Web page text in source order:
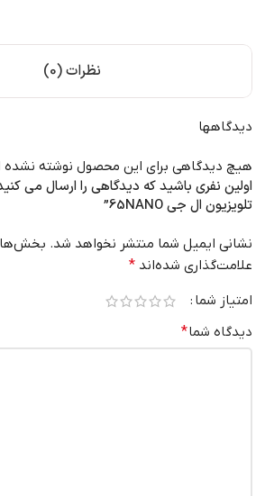
نظرات (0)
دیدگاهها
هیچ دیدگاهی برای این محصول نوشته
اولین نفری باشید که دیدگاهی را ارسال می
تلویزیون ال جی 65NANO”
نشانی ایمیل شما منتشر نخواهد شد.
علامت‌گذاری شده‌اند *
امتیاز شما
دیدگاه شما*